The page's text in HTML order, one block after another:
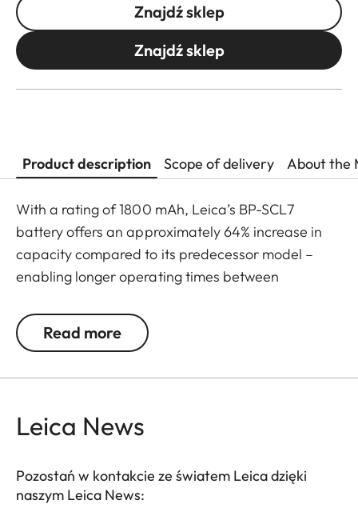
Znajdź sklep
Znajdź sklep
Product description Scope of delivery About the
With a rating of 1800 mAh, Leica’s BP-SCL7
battery offers an approximately 64% increase in
capacity compared to its predecessor model –
enabling longer operating times between
result: ultimate battery performance within a
compact construction.
Read more
Leica News
Pozostań w kontakcie ze światem Leica dzięki
naszym Leica News: